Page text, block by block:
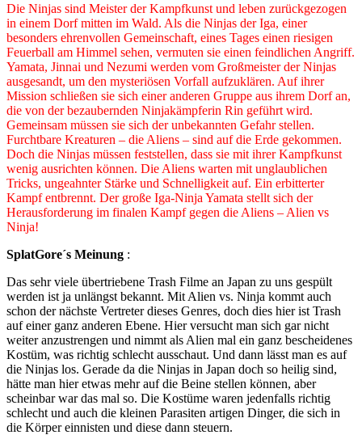
Die Ninjas sind Meister der Kampfkunst und leben zurückgezogen
in einem Dorf mitten im Wald. Als die Ninjas der Iga, einer
besonders ehrenvollen Gemeinschaft, eines Tages einen riesigen
Feuerball am Himmel sehen, vermuten sie einen feindlichen Angriff.
Yamata, Jinnai und Nezumi werden vom Großmeister der Ninjas
ausgesandt, um den mysteriösen Vorfall aufzuklären. Auf ihrer
Mission schließen sie sich einer anderen Gruppe aus ihrem Dorf an,
die von der bezaubernden Ninjakämpferin Rin geführt wird.
Gemeinsam müssen sie sich der unbekannten Gefahr stellen.
Furchtbare Kreaturen – die Aliens – sind auf die Erde gekommen.
Doch die Ninjas müssen feststellen, dass sie mit ihrer Kampfkunst
wenig ausrichten können. Die Aliens warten mit unglaublichen
Tricks, ungeahnter Stärke und Schnelligkeit auf. Ein erbitterter
Kampf entbrennt. Der große Iga-Ninja Yamata stellt sich der
Herausforderung im finalen Kampf gegen die Aliens – Alien vs
Ninja!
SplatGore´s Meinung :
Das sehr viele übertriebene Trash Filme an Japan zu uns gespült
werden ist ja unlängst bekannt. Mit Alien vs. Ninja kommt auch
schon der nächste Vertreter dieses Genres, doch dies hier ist Trash
auf einer ganz anderen Ebene. Hier versucht man sich gar nicht
weiter anzustrengen und nimmt als Alien mal ein ganz bescheidenes
Kostüm, was richtig schlecht ausschaut. Und dann lässt man es auf
die Ninjas los. Gerade da die Ninjas in Japan doch so heilig sind,
hätte man hier etwas mehr auf die Beine stellen können, aber
scheinbar war das mal so. Die Kostüme waren jedenfalls richtig
schlecht und auch die kleinen Parasiten artigen Dinger, die sich in
die Körper einnisten und diese dann steuern.